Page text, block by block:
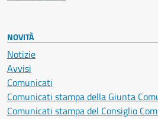
NOVITÀ
Notizie
Avvisi
Comunicati
Comunicati stampa della Giunta
Comunicati stampa del Consiglio